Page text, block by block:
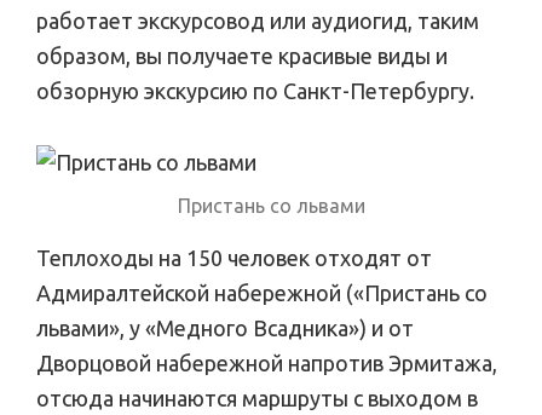
работает экскурсовод или аудиогид, таким
образом, вы получаете красивые виды и
обзорную экскурсию по Санкт-Петербургу.
Пристань со львами
Теплоходы на 150 человек отходят от
Адмиралтейской набережной («Пристань со
львами», у «Медного Всадника») и от
Дворцовой набережной напротив Эрмитажа,
отсюда начинаются маршруты с выходом в